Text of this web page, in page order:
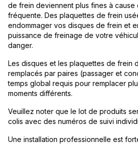
de frein deviennent plus fines à cause
fréquente. Des plaquettes de frein
endommager vos disques de frein et
puissance de freinage de votre
danger.
Les disques et les plaquettes de frein
remplacés par paires (passager et
temps global requis pour remplacer
moments différents.
Veuillez noter que le lot de produits
colis avec des numéros de suivi
Une installation professionnelle est